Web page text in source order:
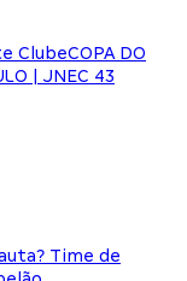
ClubeCOPA DO
| JNEC 43
Time de